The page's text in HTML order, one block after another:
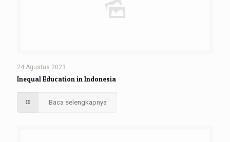
24 Agustus 2023
Inequal Education in Indonesia
Baca selengkapnya